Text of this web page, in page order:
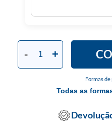
Formas
Todas as
- +